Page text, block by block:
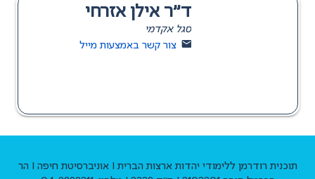
ד"ר אילן אזרחי
סגל אקדמי
צור קשר באמצעות מייל
תוכנית רודרמן ללימודי יהדות ארצות הברית I אוניברסיטת חיפה I הר